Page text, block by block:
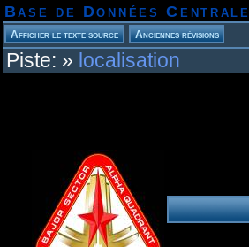
Base de Données Centrale
Piste: » localisation